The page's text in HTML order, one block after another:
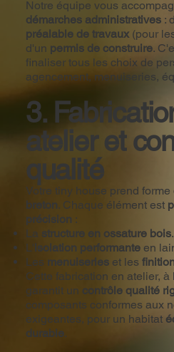
Notre équipe vous
démarches administratives:
préalable de travaux(pour
d'un permis de construire.
finaliser tous les choix de
agencement, menuiseries,
3.
atelier et
qualité
Votre tiny house prend forme
breton. Chaque élément est
précision :
La structure en ossature bois.
L' isolation performanteen
Les menuiserieset les
Cette fabrication en atelier,
garantit un contrôle qualité
composants conformes aux
exigeantes, pour un habitat
durable.